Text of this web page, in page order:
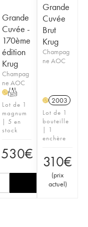
Grande
Cuvée -
170ème
édition
Krug
Champag
ne AOC
HT
Lot de 1
magnum
| 5 en
stock
530€
Grande
Cuvée
Brut
Krug
Champag
ne AOC
H 2003
Lot de 1
bouteille
| 1
enchère
310€
(prix
actuel)